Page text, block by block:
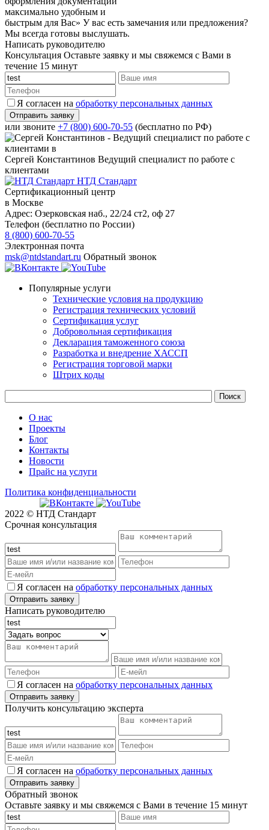
максимально удобным и
быстрым для Вас» У вас есть замечания или предложения?
Мы всегда готовы выслушать.
Написать руководителю
Консультация Оставьте заявку и мы свяжемся с Вами в
течение 15 минут
Я согласен на обработку персональных данных
или звоните +7 (800) 600-70-55 (бесплатно по РФ)
Сергей Константинов Ведущий специалист по работе с
клиентами
НТД Стандарт
Сертификационный центр
в Москве
Адрес: Озерковская наб., 22/24 ст2, оф 27
Телефон (бесплатно по России)
8 (800) 600-70-55
Электронная почта
msk@ntdstandart.ru Обратный звонок
Популярные услуги
Технические условия на продукцию
Регистрация технических условий
Сертификация услуг
Добровольная сертификация
Декларация таможенного союза
Разработка и внедрение ХАССП
Регистрация торговой марки
Штрих коды
О нас
Проекты
Блог
Контакты
Новости
Прайс на услуги
Политика конфиденциальности
2022 © НТД Стандарт
Срочная консультация
Я согласен на обработку персональных данных
Написать руководителю
Я согласен на обработку персональных данных
Получить консультацию эксперта
Я согласен на обработку персональных данных
Обратный звонок
Оставьте заявку и мы свяжемся с Вами в течение 15 минут